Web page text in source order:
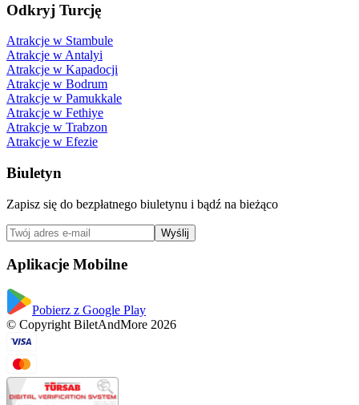
Odkryj Turcję
Atrakcje w Stambule
Atrakcje w Antalyi
Atrakcje w Kapadocji
Atrakcje w Bodrum
Atrakcje w Pamukkale
Atrakcje w Fethiye
Atrakcje w Trabzon
Atrakcje w Efezie
Biuletyn
Zapisz się do bezpłatnego biuletynu i bądź na bieżąco
Wyślij
Aplikacje Mobilne
Pobierz z Google Play
© Copyright BiletAndMore 2026